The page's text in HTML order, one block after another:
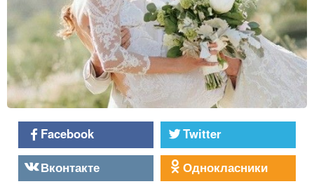
Facebook
Twitter
Вконтакте
Однокласники